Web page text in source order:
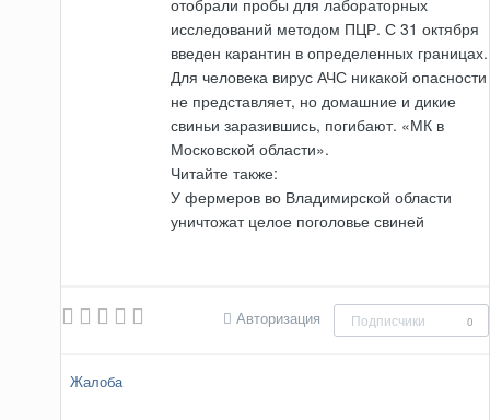
исследований методом ПЦР. С 31 октября
введен карантин в определенных границах.
Для человека вирус АЧС никакой опасности
не представляет, но домашние и дикие
свиньи заразившись, погибают. «МК в
Московской области».
Читайте также:
У фермеров во Владимирской области
уничтожат целое поголовье свиней
Авторизация Подписчики 0
Жалоба